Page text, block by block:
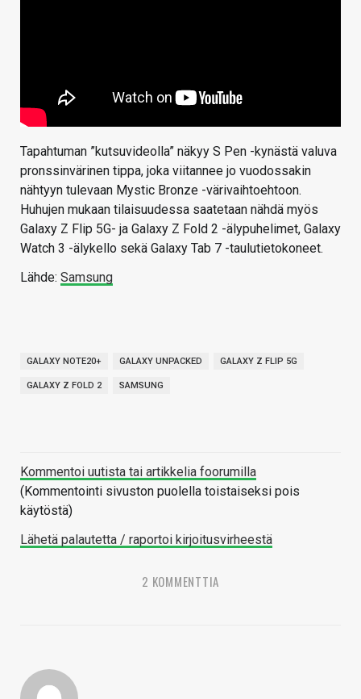
Tapahtuman ”kutsuvideolla” näkyy S Pen -kynästä valuva
pronssinvärinen tippa, joka viitannee jo vuodossakin
nähtyyn tulevaan Mystic Bronze -värivaihtoehtoon.
Huhujen mukaan tilaisuudessa saatetaan nähdä myös
Galaxy Z Flip 5G- ja Galaxy Z Fold 2 -älypuhelimet, Galaxy
Watch 3 -älykello sekä Galaxy Tab 7 -taulutietokoneet.
Lähde: Samsung
GALAXY NOTE20+ GALAXY UNPACKED GALAXY Z FLIP 5G
GALAXY Z FOLD 2 SAMSUNG
Kommentoi uutista tai artikkelia foorumilla
(Kommentointi sivuston puolella toistaiseksi pois
käytöstä)
Lähetä palautetta / raportoi kirjoitusvirheestä
2 KOMMENTTIA